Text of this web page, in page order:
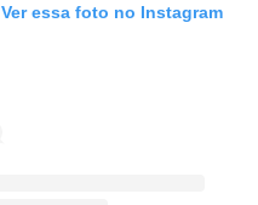
Ver essa foto no Instagram